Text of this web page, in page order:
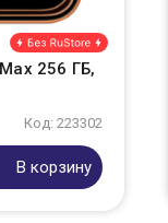
256 ГБ,
Код: 223302
В корзину